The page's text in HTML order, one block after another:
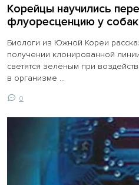
Корейцы научились
флуоресценцию у собак
Биологи из Южной Кореи
получении клонированной
светятся зелёным при
в организме ...
0